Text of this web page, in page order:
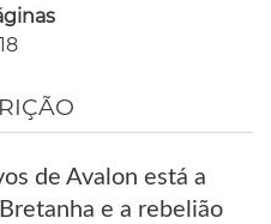
de Avalon está a
e a rebelião